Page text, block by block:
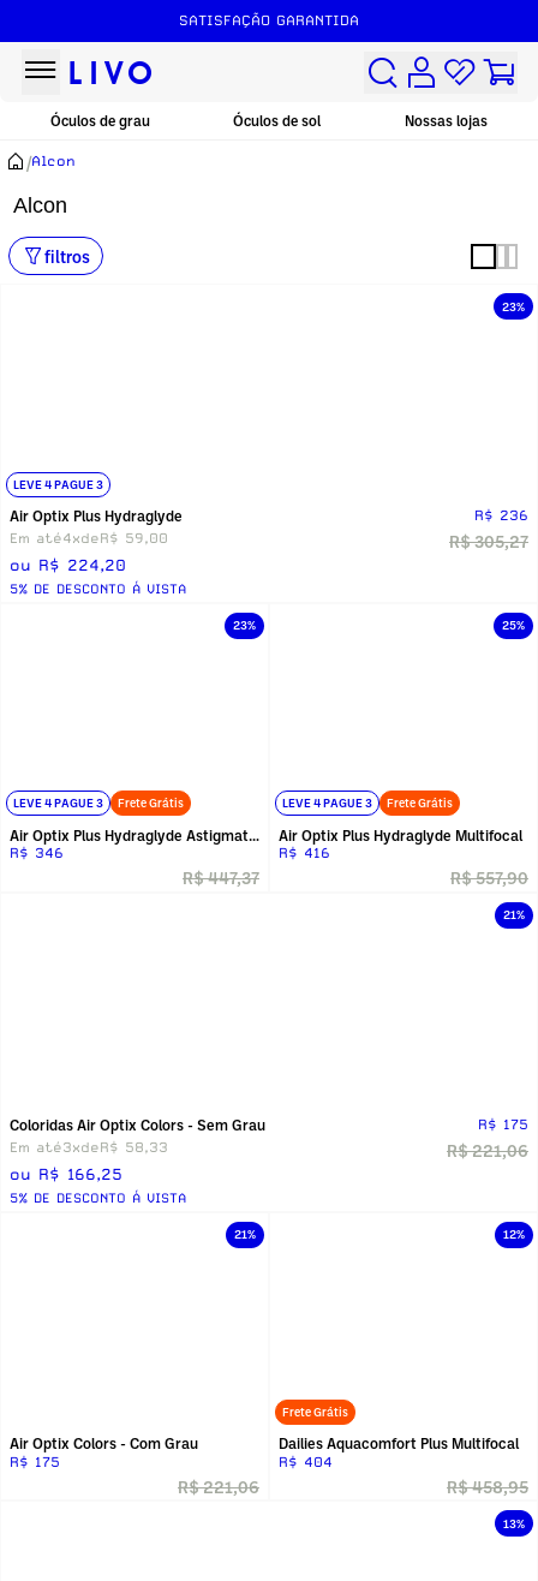
SATISFAÇÃO GARANTIDA
Óculos de grau Óculos de sol Nossas lojas
Alcon
/Alcon
filtros
23%
LEVE 4 PAGUE 3
Air Optix Plus Hydraglyde
R$ 236
Em até4xdeR$ 59,00
ou R$ 224,20
5% DE DESCONTO Á VISTA
R$ 305,27
23%
LEVE 4 PAGUE 3 Frete Grátis
Air Optix Plus Hydraglyde Astigmatism
R$ 346
R$ 447,37
25%
LEVE 4 PAGUE 3 Frete Grátis
Air Optix Plus Hydraglyde Multifocal
R$ 416
R$ 557,90
21%
Coloridas Air Optix Colors - Sem Grau
R$ 175
Em até3xdeR$ 58,33
ou R$ 166,25
5% DE DESCONTO Á VISTA
R$ 221,06
21%
Air Optix Colors - Com Grau
R$ 175
R$ 221,06
12%
Frete Grátis
Dailies Aquacomfort Plus Multifocal
R$ 404
R$ 458,95
13%